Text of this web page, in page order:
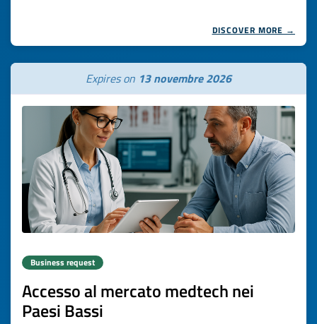
DISCOVER MORE →
Expires on 13 novembre 2026
Business request
Accesso al mercato medtech nei
Paesi Bassi